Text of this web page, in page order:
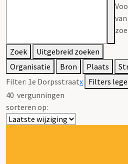
Zoek
Uitgebreid zoeken
Organisatie
Bron Plaats
Filter: 1e Dorpsstraatx Filters
40 vergunningen
sorteren op: